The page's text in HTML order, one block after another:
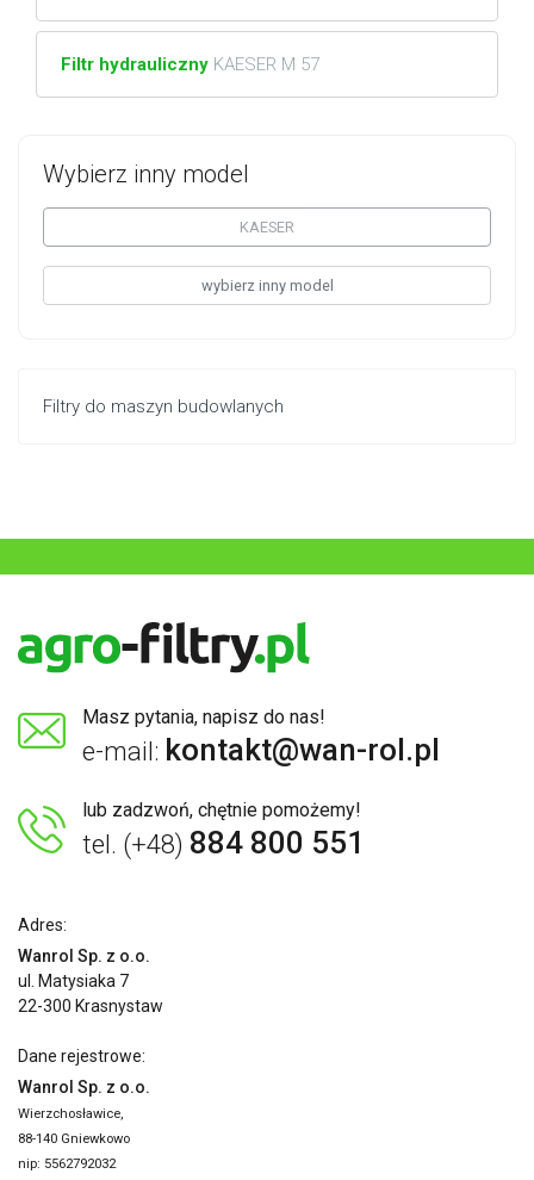
Wybierz inny model
KAESER
wybierz inny model
Filtry do maszyn budowlanych
Filtr hydrauliczny KAESER M 57
Masz pytania, napisz do nas!
e-mail: kontakt@wan-rol.pl
lub zadzwoń, chętnie pomożemy!
tel. (+48) 884 800 551
Adres:
Wanrol Sp. z o.o.
ul. Matysiaka 7
22-300 Krasnystaw
Dane rejestrowe:
Wanrol Sp. z o.o.
Wierzchosławice,
88-140 Gniewkowo
nip: 5562792032